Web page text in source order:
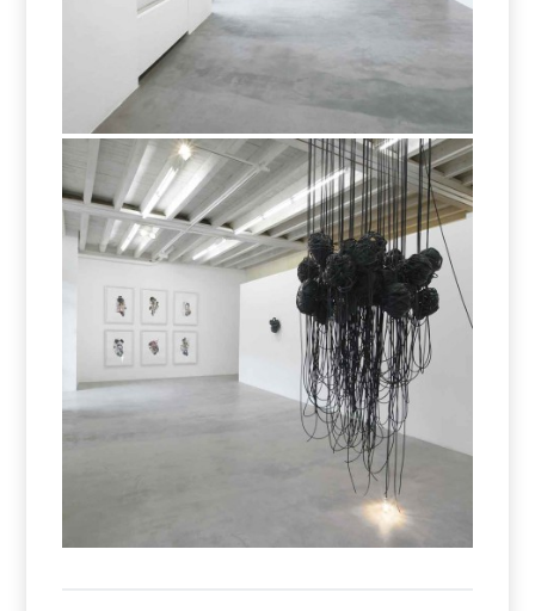
Per sedurre gli insetti